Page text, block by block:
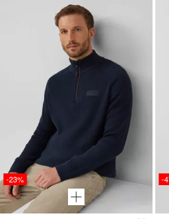
-23% -